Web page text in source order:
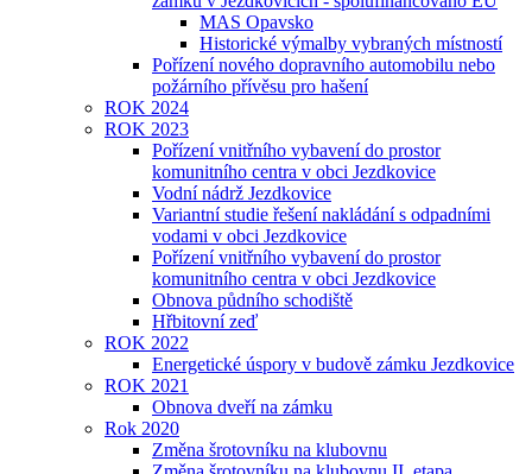
MAS Opavsko
Historické výmalby vybraných místností
Pořízení nového dopravního automobilu nebo
požárního přívěsu pro hašení
ROK 2024
ROK 2023
Pořízení vnitřního vybavení do prostor
komunitního centra v obci Jezdkovice
Vodní nádrž Jezdkovice
Variantní studie řešení nakládání s odpadními
vodami v obci Jezdkovice
Pořízení vnitřního vybavení do prostor
komunitního centra v obci Jezdkovice
Obnova půdního schodiště
Hřbitovní zeď
ROK 2022
Energetické úspory v budově zámku Jezdkovice
ROK 2021
Obnova dveří na zámku
Rok 2020
Změna šrotovníku na klubovnu